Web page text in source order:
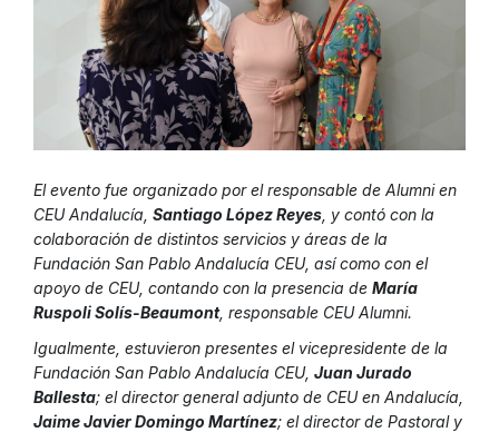
El evento fue organizado por el responsable de Alumni en
CEU Andalucía, Santiago López Reyes , y contó con la
colaboración de distintos servicios y áreas de la
Fundación San Pablo Andalucía CEU, así como con el
apoyo de CEU, contando con la presencia de María
Ruspoli Solís-Beaumont, responsable CEU Alumni.
Igualmente, estuvieron presentes el vicepresidente de la
Fundación San Pablo Andalucía CEU, Juan Jurado
Ballesta; el director general adjunto de CEU en Andalucía,
Jaime Javier Domingo Martínez; el director de Pastoral y